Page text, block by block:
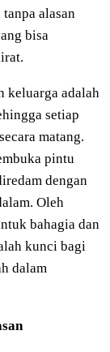
alasan
bisa
keluarga adalah
setiap
matang.
pintu
dengan
Oleh
bahagia dan
kunci bagi
dalam